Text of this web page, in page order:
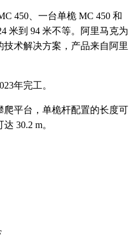
450、一台单桅 MC 450 和
米到 94 米不等。阿里马克为
术解决方案，产品来自阿里
年完工。
爬平台，单桅杆配置的长度可
30.2 m。